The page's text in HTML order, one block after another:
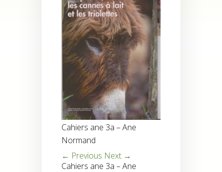
Cahiers ane 3a – Ane
Normand
← Previous Next →
Cahiers ane 3a – Ane